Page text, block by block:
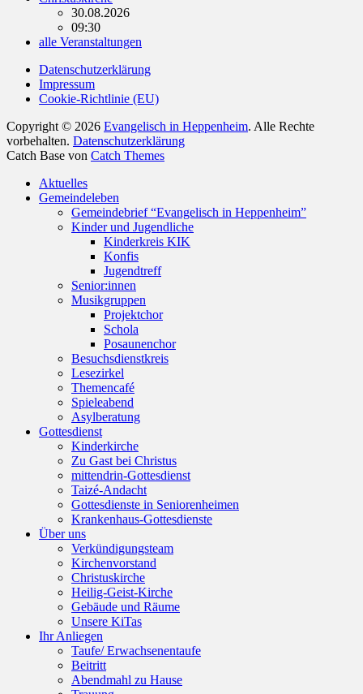
30.08.2026
09:30
alle Veranstaltungen
Datenschutzerklärung
Impressum
Cookie-Richtlinie (EU)
Copyright © 2026 Evangelisch in Heppenheim. Alle Rechte
vorbehalten. Datenschutzerklärung
Catch Base von Catch Themes
oben
scrollen
Aktuelles
Gemeindeleben
Gemeindebrief “Evangelisch in Heppenheim”
Kinder und Jugendliche
Kinderkreis KIK
Konfis
Jugendtreff
Senior:innen
Musikgruppen
Projektchor
Schola
Posaunenchor
Besuchsdienstkreis
Lesezirkel
Themencafé
Spieleabend
Asylberatung
Gottesdienst
Kinderkirche
Zu Gast bei Christus
mittendrin-Gottesdienst
Taizé-Andacht
Gottesdienste in Seniorenheimen
Krankenhaus-Gottesdienste
Über uns
Verkündigungsteam
Kirchenvorstand
Christuskirche
Heilig-Geist-Kirche
Gebäude und Räume
Unsere KiTas
Ihr Anliegen
Taufe/ Erwachsenentaufe
Beitritt
Abendmahl zu Hause